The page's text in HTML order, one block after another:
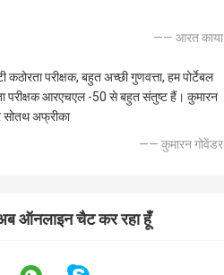
—— आरत काया
कठोरता परीक्षक, बहुत अच्छी गुणवत्ता, हम पोर्टेबल
परीक्षक आरएचएल -50 से बहुत संतुष्ट हैं। कुमारन
सोतथ अफ्रीका
—— कुमारन गोवेंडर
ऑनलाइन चैट कर रहा हूँ